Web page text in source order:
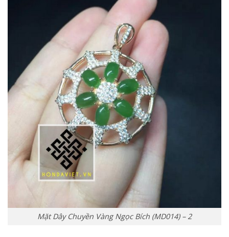
Mặt Dây Chuyền Vàng Ngọc Bích (MD014) – 2